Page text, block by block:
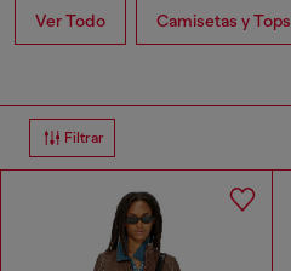
Ver Todo Camisetas y Tops
Filtrar